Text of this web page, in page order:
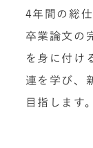
4年間の総
卒業論文の
を身に付け
連を学び、
目指します。